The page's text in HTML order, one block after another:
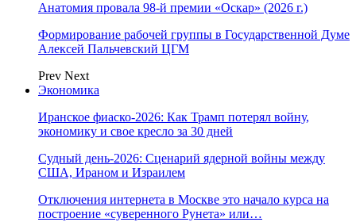
Анатомия провала 98-й премии «Оскар» (2026 г.)
Формирование рабочей группы в Государственной Думе
Алексей Пальчевский ЦГМ
Prev Next
Экономика
Иранское фиаско-2026: Как Трамп потерял войну,
экономику и свое кресло за 30 дней
Судный день-2026: Сценарий ядерной войны между
США, Ираном и Израилем
Отключения интернета в Москве это начало курса на
построение «суверенного Рунета» или…